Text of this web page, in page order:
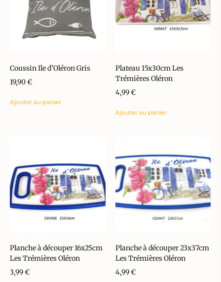
Coussin Ile d’Oléron Gris
19,90€
Ajouter au panier
Plateau 15x30cm Les
Trémières Oléron
4,99€
Ajouter au panier
Planche à découper 16x25cm
Les Trémières Oléron
3,99€
Planche à découper 23x37cm
Les Trémières Oléron
4,99€